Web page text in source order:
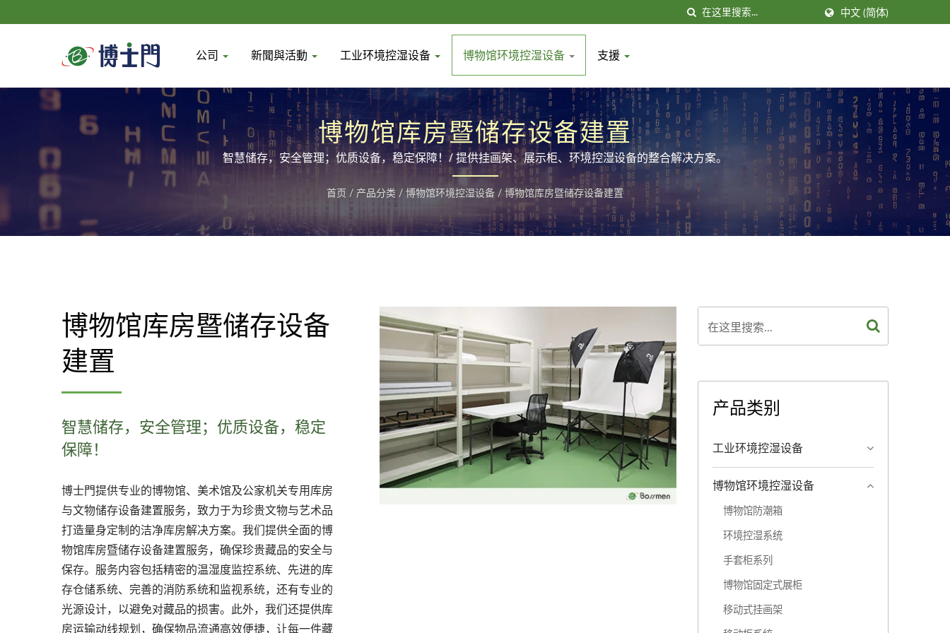
中文 (简体)
公司 新聞與活動 工业环境控湿设备 博物馆环境控湿设备 支援
博物馆库房暨储存设备建置
智慧储存，安全管理；优质设备，稳定保障！/ 提供挂画架、展示柜、环境控湿设备的整合解决方案。
首页 / 产品分类 / 博物馆环境控湿设备 / 博物馆库房暨储存设备建置
博物馆库房暨储存设备
建置
智慧储存，安全管理；优质设备，稳定
保障！
博士門提供专业的博物馆、美术馆及公家机关专用库房
与文物储存设备建置服务，致力于为珍贵文物与艺术品
打造量身定制的洁净库房解决方案。我们提供全面的博
物馆库房暨储存设备建置服务，确保珍贵藏品的安全与
保存。服务内容包括精密的温湿度监控系统、先进的库
存仓储系统、完善的消防系统和监视系统，还有专业的
光源设计，以避免对藏品的损害。此外，我们还提供库
房运输动线规划，确保物品流通高效便捷，让每一件藏
产品类别
工业环境控湿设备
博物馆环境控湿设备
博物馆防潮箱
环境控湿系统
手套柜系列
博物馆固定式展柜
移动式挂画架